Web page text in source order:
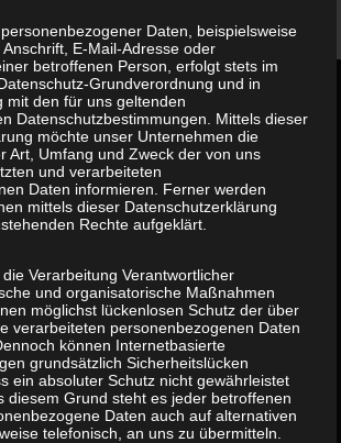
GmbH
Daten, beispielsweise
E-Mail-Adresse oder
betroffenen Person, erfolgt stets im
Grundverordnung und in
mit den für uns geltenden
Datenschutzbestimmungen. Mittels dieser
möchte unser Unternehmen die
Art, Umfang und Zweck der von uns
und verarbeiteten
Daten informieren. Ferner werden
mittels dieser Datenschutzerklärung
Rechte aufgeklärt.
Verarbeitung Verantwortlicher
und organisatorische Maßnahmen
möglichst lückenlosen Schutz der über
verarbeiteten personenbezogenen Daten
können Internetbasierte
grundsätzlich Sicherheitslücken
ein absoluter Schutz nicht gewährleistet
diesem Grund steht es jeder betroffenen
Daten auch auf alternativen
telefonisch, an uns zu übermitteln.